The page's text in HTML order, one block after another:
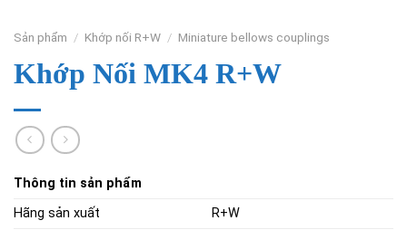
Sản phẩm / Khớp nối R+W / Miniature bellows couplings
Khớp Nối MK4 R+W
Thông tin sản phẩm
Hãng sản xuất
R+W